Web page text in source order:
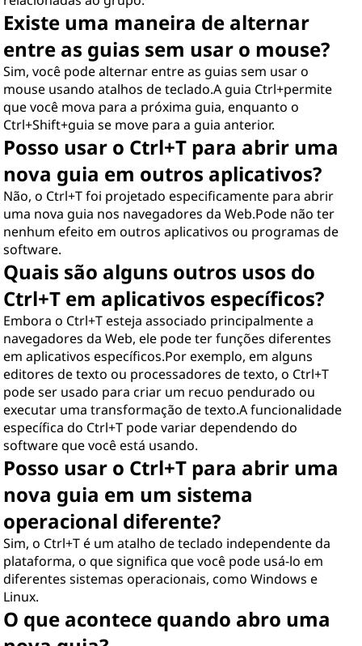
Existe uma maneira de alternar
entre as guias sem usar o mouse?
Sim, você pode alternar entre as guias sem usar o
mouse usando atalhos de teclado.A guia Ctrl+permite
que você mova para a próxima guia, enquanto o
Ctrl+Shift+guia se move para a guia anterior.
Posso usar o Ctrl+T para abrir uma
nova guia em outros aplicativos?
Não, o Ctrl+T foi projetado especificamente para abrir
uma nova guia nos navegadores da Web.Pode não ter
nenhum efeito em outros aplicativos ou programas de
software.
Quais são alguns outros usos do
Ctrl+T em aplicativos específicos?
Embora o Ctrl+T esteja associado principalmente a
navegadores da Web, ele pode ter funções diferentes
em aplicativos específicos.Por exemplo, em alguns
editores de texto ou processadores de texto, o Ctrl+T
pode ser usado para criar um recuo pendurado ou
executar uma transformação de texto.A funcionalidade
específica do Ctrl+T pode variar dependendo do
software que você está usando.
Posso usar o Ctrl+T para abrir uma
nova guia em um sistema
operacional diferente?
Sim, o Ctrl+T é um atalho de teclado independente da
plataforma, o que significa que você pode usá-lo em
diferentes sistemas operacionais, como Windows e
Linux.
O que acontece quando abro uma